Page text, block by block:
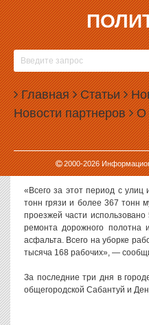
Главная Статьи
Новости партнеров О
2000-2026
27.06.2022, 14:42
ИЗ ЕКАТЕРИНБУРГА
ДНЯ МОЛОДЕЖИ
После выходных, которые
несколькими массовыми
города вывезли сотни тонн
Такие итоги коммунальные
27 июня 2022 года.
«Всего за этот период с улиц
тонн грязи и более 367 тонн
проезжей части
ремонта дорожного полотна
асфальта. Всего на уборке
тысяча 168 рабочих», —
За последние три дня в
общегородской Сабантуй и